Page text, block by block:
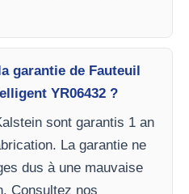
garantie de Fauteuil
YR06432 ?
sont garantis 1 an
La garantie ne
dus à une mauvaise
Consultez nos